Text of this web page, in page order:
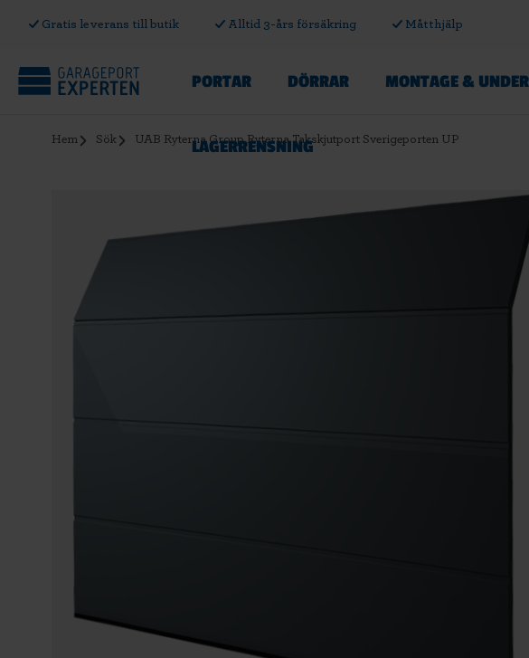
Gratis leverans till butik Alltid 3-års försäkring Måtthjälp
PORTAR DÖRRAR MONTAGE &
LAGERRENSNING
Hem Sök UAB Ryterna Group Ryterna Takskjutport Sverigeporten UP